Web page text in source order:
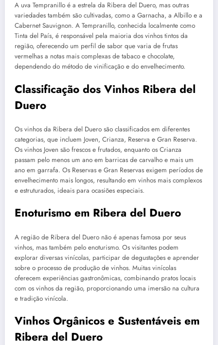
A uva Tempranillo é a estrela da Ribera del Duero, mas outras
variedades também são cultivadas, como a Garnacha, a Albillo e a
Cabernet Sauvignon. A Tempranillo, conhecida localmente como
Tinta del País, é responsável pela maioria dos vinhos tintos da
região, oferecendo um perfil de sabor que varia de frutas
vermelhas a notas mais complexas de tabaco e chocolate,
dependendo do método de vinificação e do envelhecimento.
Classificação dos Vinhos Ribera del
Duero
Os vinhos da Ribera del Duero são classificados em diferentes
categorias, que incluem Joven, Crianza, Reserva e Gran Reserva.
Os vinhos Joven são frescos e frutados, enquanto os Crianza
passam pelo menos um ano em barricas de carvalho e mais um
ano em garrafa. Os Reservas e Gran Reservas exigem períodos de
envelhecimento mais longos, resultando em vinhos mais complexos
e estruturados, ideais para ocasiões especiais.
Enoturismo em Ribera del Duero
A região de Ribera del Duero não é apenas famosa por seus
vinhos, mas também pelo enoturismo. Os visitantes podem
explorar diversas vinícolas, participar de degustações e aprender
sobre o processo de produção de vinhos. Muitas vinícolas
oferecem experiências gastronômicas, combinando pratos locais
com os vinhos da região, proporcionando uma imersão na cultura
e tradição vinícola.
Vinhos Orgânicos e Sustentáveis em
Ribera del Duero